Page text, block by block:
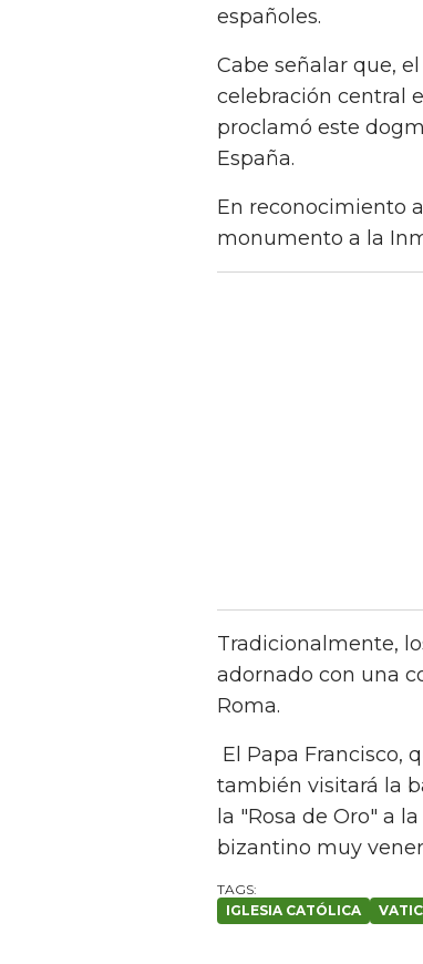
españoles.
Cabe señalar que,
celebración central
proclamó este
España.
En reconocimiento
monumento a la
Tradicionalmente,
adornado con una
Roma.
El Papa Francisco,
también visitará la
la "Rosa de Oro" a
bizantino muy
IGLESIA CATÓLICA